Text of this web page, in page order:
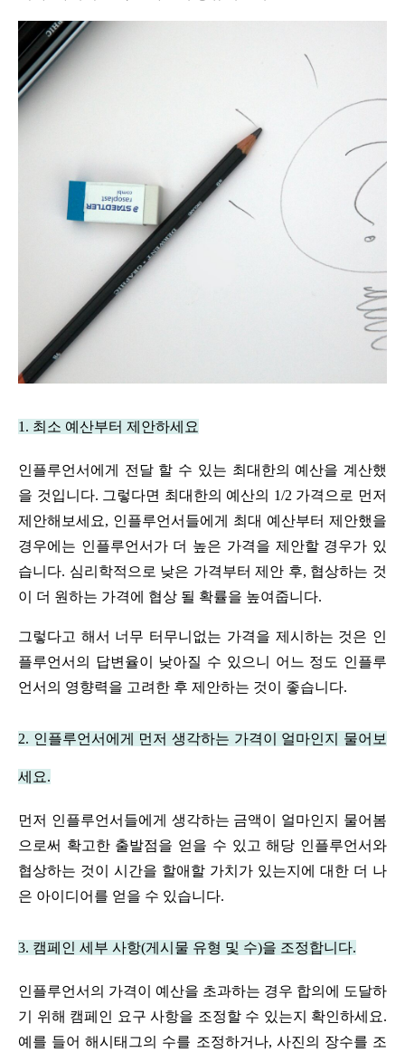
1. 최소 예산부터 제안하세요
인플루언서에게 전달 할 수 있는 최대한의 예산을 계산했
을 것입니다. 그렇다면 최대한의 예산의 1/2 가격으로 먼저
제안해보세요, 인플루언서들에게 최대 예산부터 제안했을
경우에는 인플루언서가 더 높은 가격을 제안할 경우가 있
습니다. 심리학적으로 낮은 가격부터 제안 후, 협상하는 것
이 더 원하는 가격에 협상 될 확률을 높여줍니다.
그렇다고 해서 너무 터무니없는 가격을 제시하는 것은 인
플루언서의 답변율이 낮아질 수 있으니 어느 정도 인플루
언서의 영향력을 고려한 후 제안하는 것이 좋습니다.
2. 인플루언서에게 먼저 생각하는 가격이 얼마인지 물어보
세요.
먼저 인플루언서들에게 생각하는 금액이 얼마인지 물어봄
으로써 확고한 출발점을 얻을 수 있고 해당 인플루언서와
협상하는 것이 시간을 할애할 가치가 있는지에 대한 더 나
은 아이디어를 얻을 수 있습니다.
3. 캠페인 세부 사항(게시물 유형 및 수)을 조정합니다.
인플루언서의 가격이 예산을 초과하는 경우 합의에 도달하
기 위해 캠페인 요구 사항을 조정할 수 있는지 확인하세요.
예를 들어 해시태그의 수를 조정하거나, 사진의 장수를 조